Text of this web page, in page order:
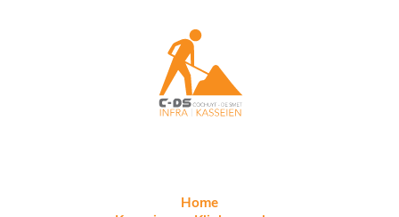
Home